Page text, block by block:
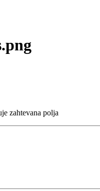
zahtevana polja